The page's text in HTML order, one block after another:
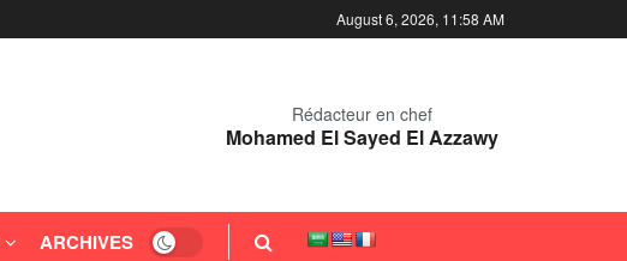
August 6, 2026, 11:58 AM
Rédacteur en chef
Mohamed El Sayed El Azzawy
ARCHIVES